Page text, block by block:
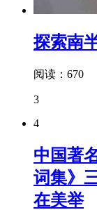
探索南
阅读：670
3
4
中国著
词集》
在美举